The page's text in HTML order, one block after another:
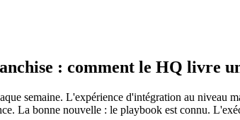
: comment le HQ livre
semaine. L'expérience d'intégration au
La bonne nouvelle : le playbook est connu.